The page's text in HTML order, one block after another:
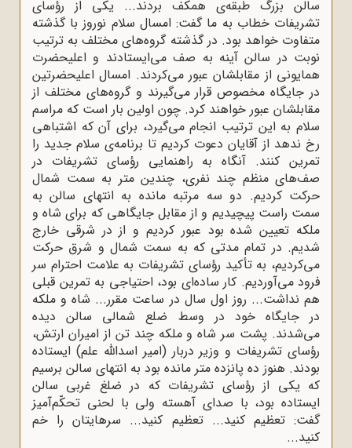
سالن بزرگ طبقه‌ی همکف بردند... یکی از رؤسای
تشریفات خطاب به ما گفت: امسال سلام نوروز با گذشته
متفاوت خواهد بود. در گذشته گروه‌های مختلف به ترتیب
نوبت در سالن آینه به صف می‌ایستادند و اعلیحضرت
همایونی از مقابلشان عبور می‌کردند. امسال اعلیحضرتین
در جایگاه مخصوص قرار می‌گیرند و گروه‌های مختلف از
مقابلشان عبور خواهند کرد. چون اولین بار است که مراسم
سلام به این ترتیب انجام می‌گیرد، برای آن که اشتباهی
رخ ندهد از آقایان دعوت کردیم تا برنامه‌ی سلام جدید را
تمرین کنند. آنگاه به راهنمایی رؤسای تشریفات در
صف‌های منظم چند نفری، چندین متر به سمت شمال
حرکت کردیم. دو سه مرتبه مانده به انتهای سالن به
سمت راست پیچیدیم و از مقابل جایگاهی که برای شاه و
ملکه تعیین شده بود عبور کردیم و از در شرقی خارج
شدیم. در تمام مدتی که به سمت شمال و شرق حرکت
می‌کردیم، به تأکید رؤسای تشریفات به علامت احترام سر
فرود می‌آوردیم. کار ساده‌ای بود، احتیاجی به تمرین قبلی
هم نداشت... روز اول سال در ساعت مقرر... شاه و ملکه
در جایگاه خود در وسط ضلع شمالی سالن دیده
می‌شدند. پشت سر شاه و ملکه چند تن از امیران ارتش،
رؤسای تشریفات و وزیر دربار (امیر اسدالله علم) ایستاده
بودند. هنوز ده پانزده متر مانده بود به انتهای سالن برسیم
که یکی از رؤسای تشریفات که در ضلغ غربی سالن
ایستاده بود، با صدای آهسته ولی با لحنی تحکّم‌آمیز
گفت: تعظیم کنید... تعظیم کنید... سرهایتان را خم
کنید...